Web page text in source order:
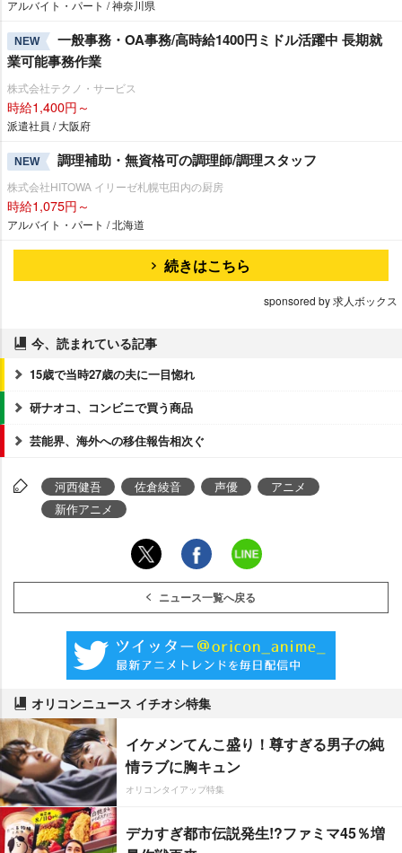
アルバイト・パート / 神奈川県
NEW
一般事務・OA事務/高時給1400円ミドル活躍中 長期就
業可能事務作業
株式会社テクノ・サービス
時給1,400円～
派遣社員 / 大阪府
NEW 調理補助・無資格可の調理師/調理スタッフ
株式会社HITOWA イリーゼ札幌屯田内の厨房
時給1,075円～
アルバイト・パート / 北海道
続きはこちら
sponsored by 求人ボックス
今、読まれている記事
15歳で当時27歳の夫に一目惚れ
研ナオコ、コンビニで買う商品
芸能界、海外への移住報告相次ぐ
河西健吾 佐倉綾音 声優
アニメ
新作アニメ
ニュース一覧へ戻る
オリコンニュース イチオシ特集
イケメンてんこ盛り！尊すぎる男子の純
情ラブに胸キュン
オリコンタイアップ特集
デカすぎ都市伝説発生!?ファミマ45％増